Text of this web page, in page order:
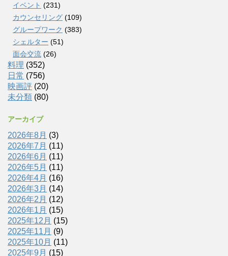
イベント (231)
カウンセリング (109)
グループワーク (383)
シェルター (51)
面会交流 (26)
料理 (352)
日常 (756)
映画評 (20)
未分類 (80)
アーカイブ
2026年8月 (3)
2026年7月 (11)
2026年6月 (11)
2026年5月 (11)
2026年4月 (16)
2026年3月 (14)
2026年2月 (12)
2026年1月 (15)
2025年12月 (15)
2025年11月 (9)
2025年10月 (11)
2025年9月 (15)